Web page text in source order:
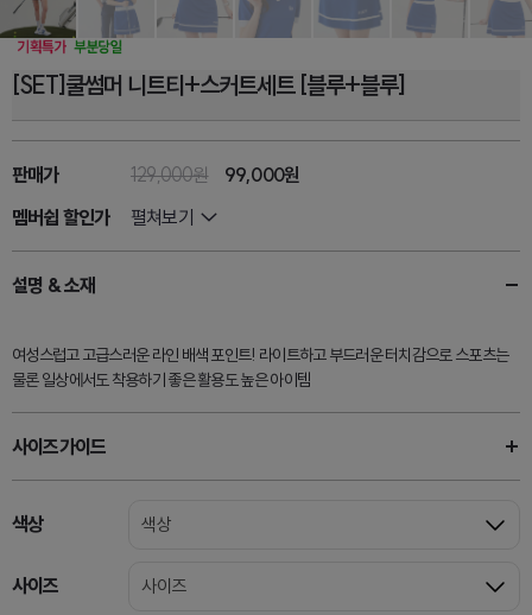
[SET]쿨썸머 니트티+스커트세트 [블루+블루]
판매가 129,000원
99,000원
멤버쉽 할인가
펼쳐보기
설명 & 소재
여성스럽고 고급스러운 라인 배색 포인트! 라이트하고 부드러운 터치감으로 스포츠는
물론 일상에서도 착용하기 좋은 활용도 높은 아이템
사이즈가이드
색상 색상
사이즈 사이즈